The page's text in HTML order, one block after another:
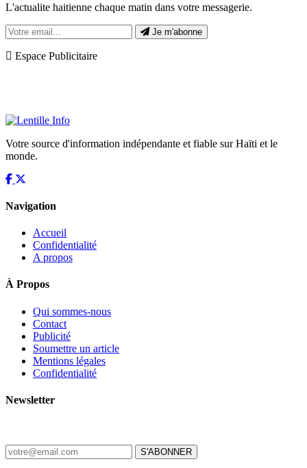
L'actualite haitienne chaque matin dans votre messagerie.
Je m'abonne
Espace Publicitaire
Votre source d'information indépendante et fiable sur Haïti et le
monde.
Navigation
Accueil
Confidentialité
A propos
À Propos
Qui sommes-nous
Contact
Publicité
Soumettre un article
Mentions légales
Confidentialité
Newsletter
S'ABONNER